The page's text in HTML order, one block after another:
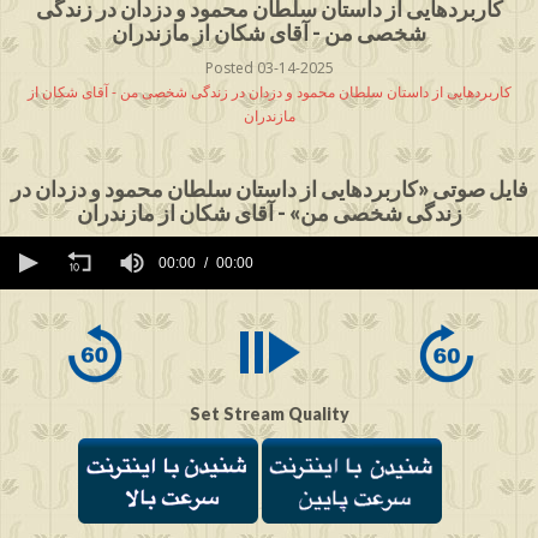
کاربردهایی از داستان سلطان محمود و دزدان در زندگی
شخصی من - آقای شکان از مازندران
Posted 03-14-2025
کاربردهایی از داستان سلطان محمود و دزدان در زندگی شخصی من - آقای شکان از
مازندران
فایل صوتی «کاربردهایی از داستان سلطان محمود و دزدان در
زندگی شخصی من» - آقای شکان از مازندران
seconds
seconds
00:00 00:00
Set Stream Quality